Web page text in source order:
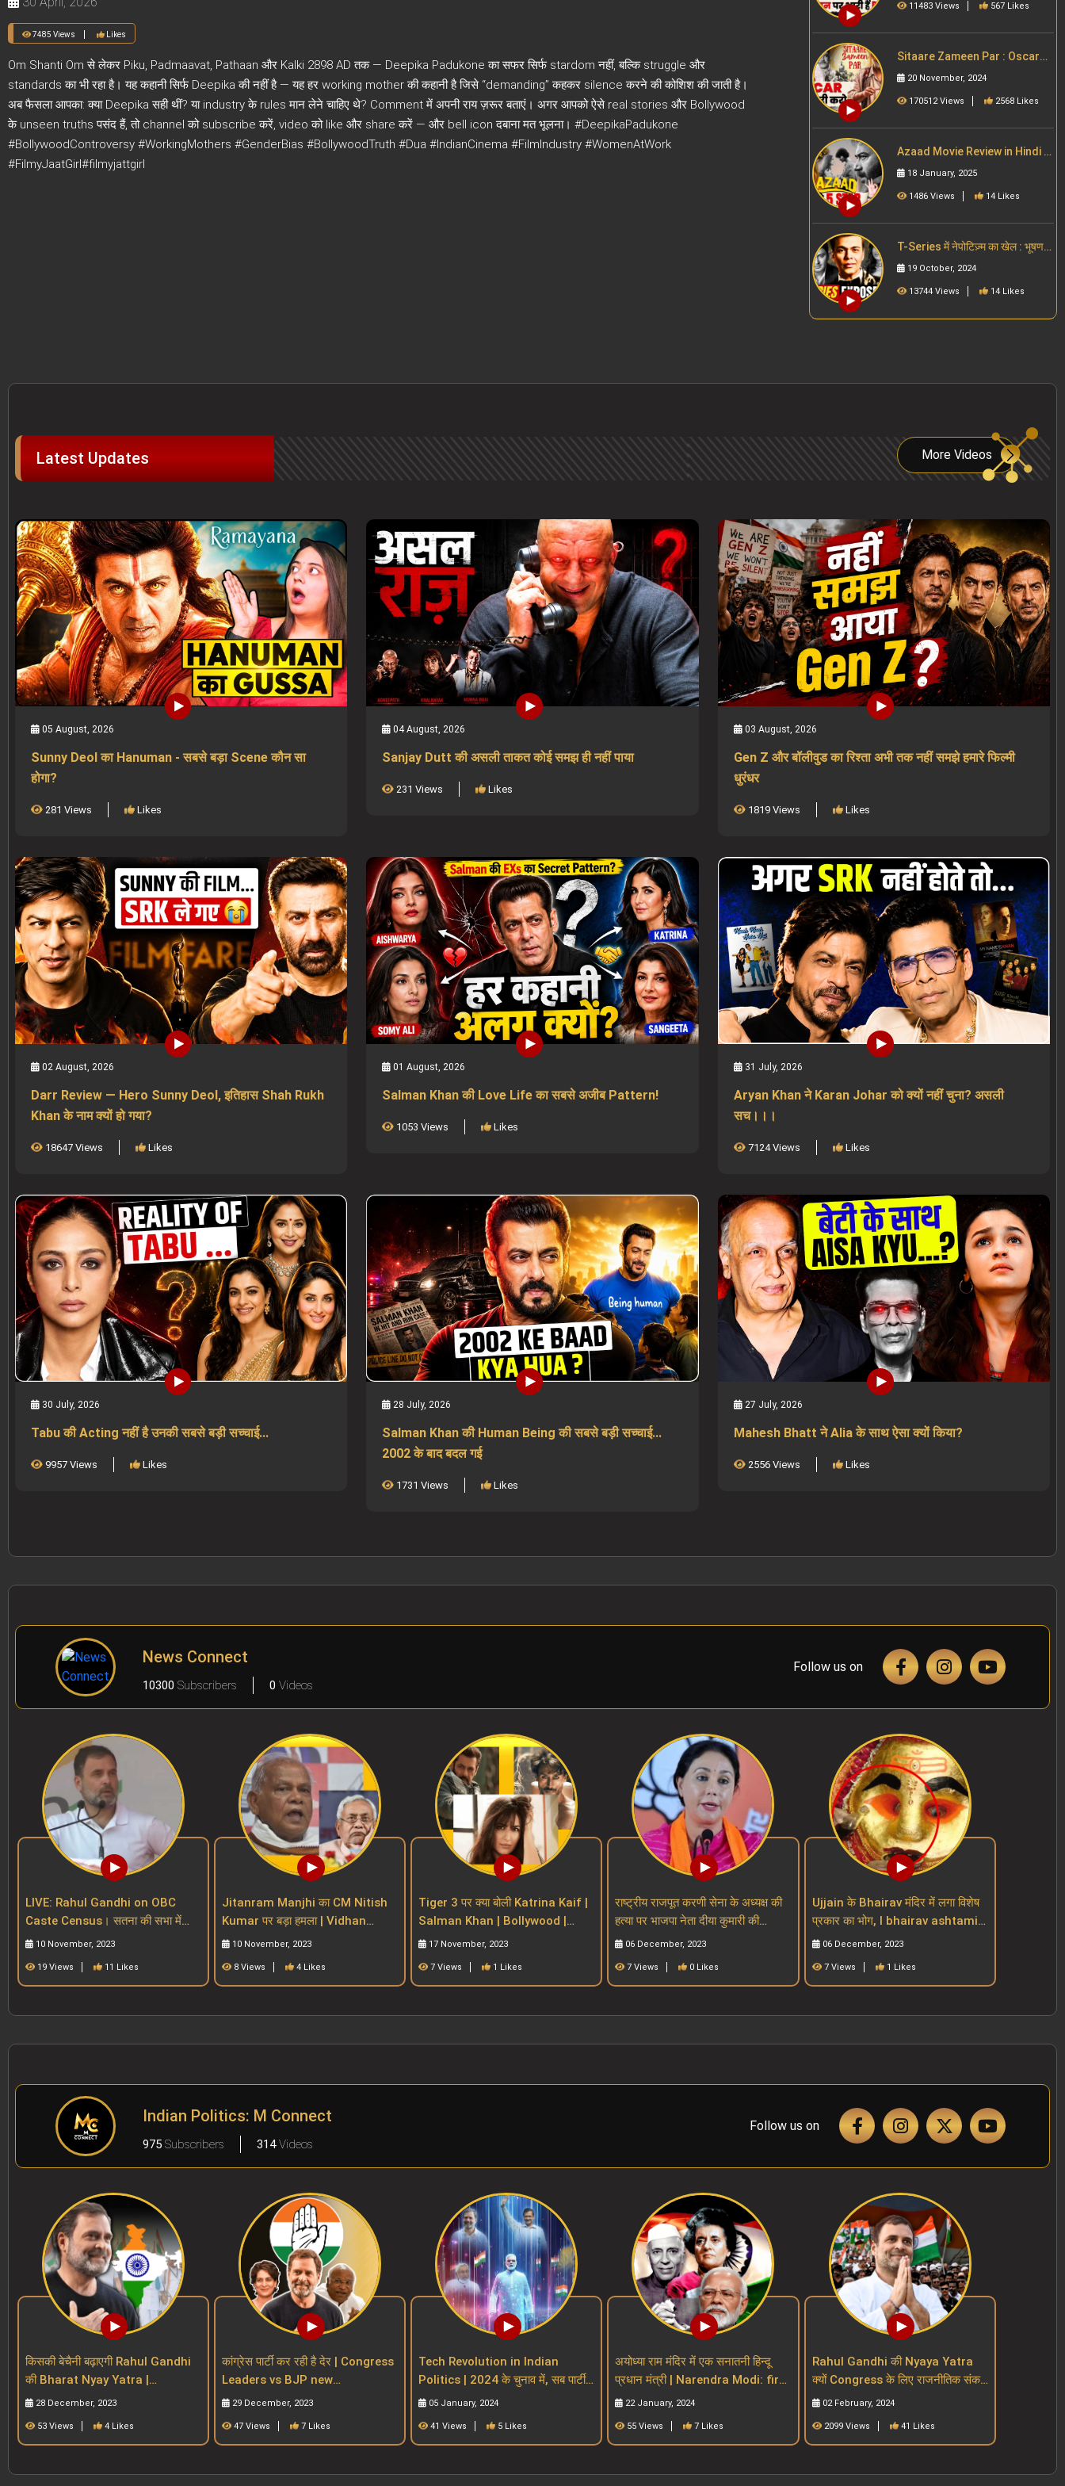
7485 Views Likes
Om Shanti Om से लेकर Piku, Padmaavat, Pathaan और Kalki 2898 AD तक — Deepika Padukone का सफर सिर्फ stardom नहीं, बल्कि struggle और
standards का भी रहा है। यह कहानी सिर्फ Deepika की नहीं है — यह हर working mother की कहानी है जिसे “demanding” कहकर silence करने की कोशिश की जाती है।
अब फैसला आपका: क्या Deepika सही थीं? या industry के rules मान लेने चाहिए थे? Comment में अपनी राय ज़रूर बताएं। अगर आपको ऐसे real stories और Bollywood
के unseen truths पसंद हैं, तो channel को subscribe करें, video को like और share करें — और bell icon दबाना मत भूलना। #DeepikaPadukone
#BollywoodControversy #WorkingMothers #GenderBias #BollywoodTruth #Dua #IndianCinema #FilmIndustry #WomenAtWork
#FilmyJaatGirl#filmyjattgirl
Bollywood |
11483 Views 567 Likes
Sitaare Zameen Par : Oscar
Awards जीतने की कोशिश में हैं Amir
Khan | Filmy Jaat Girl
20 November, 2024
170512 Views 2568 Likes
Azaad Movie Review in Hindi |
Filmy Jaat Girl | Ajay Devgn |
Aaman Devgan | Rasha
Thadani
18 January, 2025
1486 Views 14 Likes
T-Series में नेपोटिज़्म का खेल : भूषण
कुमार और दिव्या खोसला कुमार का काला
सच
19 October, 2024
13744 Views 14 Likes
Latest Updates More Videos
05 August, 2026
Sunny Deol का Hanuman - सबसे बड़ा Scene कौन सा
होगा?
281 Views Likes
04 August, 2026
Sanjay Dutt की असली ताकत कोई समझ ही नहीं पाया
231 Views Likes
03 August, 2026
Gen Z और बॉलीवुड का रिश्ता अभी तक नहीं समझे हमारे फिल्मी
धुरंधर
1819 Views Likes
02 August, 2026
Darr Review — Hero Sunny Deol, इतिहास Shah Rukh
Khan के नाम क्यों हो गया?
18647 Views Likes
01 August, 2026
Salman Khan की Love Life का सबसे अजीब Pattern!
1053 Views Likes
31 July, 2026
Aryan Khan ने Karan Johar को क्यों नहीं चुना? असली
सच।।।
7124 Views Likes
30 July, 2026
Tabu की Acting नहीं है उनकी सबसे बड़ी सच्चाई...
9957 Views Likes
28 July, 2026
Salman Khan की Human Being की सबसे बड़ी सच्चाई...
2002 के बाद बदल गई
1731 Views Likes
27 July, 2026
Mahesh Bhatt ने Alia के साथ ऐसा क्यों किया?
2556 Views Likes
News Connect
10300 Subscribers 0 Videos
Follow us on
LIVE: Rahul Gandhi on OBC
Caste Census। सतना की सभा में
BJP और PM Modi पर बड़ा वार। MP
10 November, 2023
19 Views 11 Likes
Jitanram Manjhi का CM Nitish
Kumar पर बड़ा हमला | Vidhan
Sabha | Bihar Reservation Bill
10 November, 2023
8 Views 4 Likes
Tiger 3 पर क्या बोली Katrina Kaif |
Salman Khan | Bollywood |
salman khan upcoming movies
17 November, 2023
7 Views 1 Likes
राष्ट्रीय राजपूत करणी सेना के अध्यक्ष की
हत्या पर भाजपा नेता दीया कुमारी की
प्रतिक्रियाdiya kumari
06 December, 2023
7 Views 0 Likes
Ujjain के Bhairav मंदिर में लगा विशेष
प्रकार का भोग, I bhairav ashtami I
mahakal mandir I mp mandir
06 December, 2023
7 Views 1 Likes
Indian Politics: M Connect
975Subscribers 314Videos
Follow us on
किसकी बेचैनी बढ़ाएगी Rahul Gandhi
की Bharat Nyay Yatra |
Congress | INDIA Alliance |
28 December, 2023
53 Views 4 Likes
कांग्रेस पार्टी कर रही है देर | Congress
Leaders vs BJP new
Generation Vs Regional parties
29 December, 2023
47 Views 7 Likes
Tech Revolution in Indian
Politics | 2024 के चुनाव में, सब पार्टी
खेलेगा टेक्नोलॉजी मैं
05 January, 2024
41 Views 5 Likes
अयोध्या राम मंदिर में एक सनातनी हिन्दू
प्रधान मंत्री | Narendra Modi: first
indian PM without a mask
22 January, 2024
55 Views 7 Likes
Rahul Gandhi की Nyaya Yatra
क्यों Congress के लिए राजनीतिक संकट
बढ़ा रही है Indian National
02 February, 2024
2099 Views 41 Likes